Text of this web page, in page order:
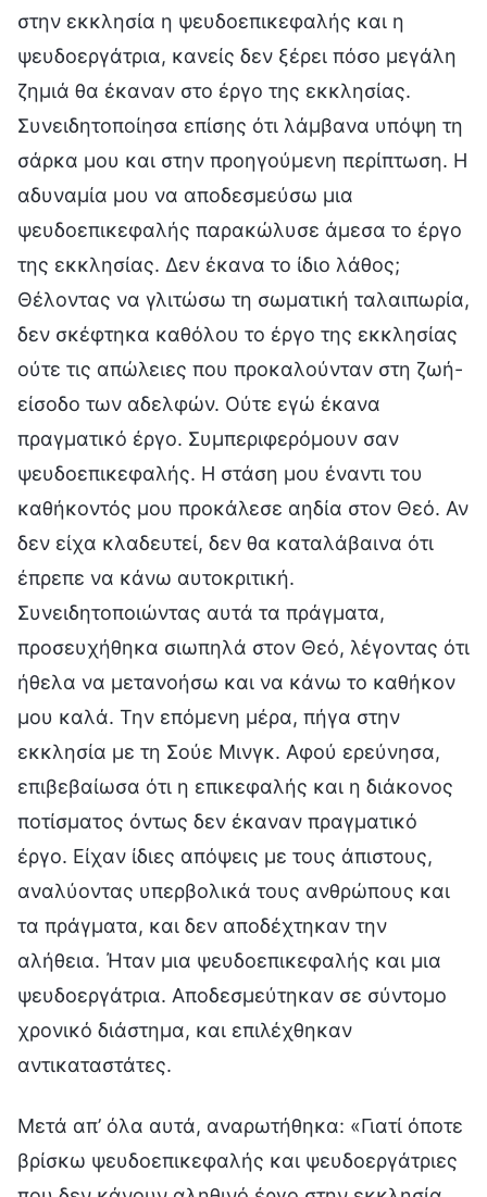
στην εκκλησία η ψευδοεπικεφαλής και η
ψευδοεργάτρια, κανείς δεν ξέρει πόσο μεγάλη
ζημιά θα έκαναν στο έργο της εκκλησίας.
Συνειδητοποίησα επίσης ότι λάμβανα υπόψη τη
σάρκα μου και στην προηγούμενη περίπτωση. Η
αδυναμία μου να αποδεσμεύσω μια
ψευδοεπικεφαλής παρακώλυσε άμεσα το έργο
της εκκλησίας. Δεν έκανα το ίδιο λάθος;
Θέλοντας να γλιτώσω τη σωματική ταλαιπωρία,
δεν σκέφτηκα καθόλου το έργο της εκκλησίας
ούτε τις απώλειες που προκαλούνταν στη ζωή-
είσοδο των αδελφών. Ούτε εγώ έκανα
πραγματικό έργο. Συμπεριφερόμουν σαν
ψευδοεπικεφαλής. Η στάση μου έναντι του
καθήκοντός μου προκάλεσε αηδία στον Θεό. Αν
δεν είχα κλαδευτεί, δεν θα καταλάβαινα ότι
έπρεπε να κάνω αυτοκριτική.
Συνειδητοποιώντας αυτά τα πράγματα,
προσευχήθηκα σιωπηλά στον Θεό, λέγοντας ότι
ήθελα να μετανοήσω και να κάνω το καθήκον
μου καλά. Την επόμενη μέρα, πήγα στην
εκκλησία με τη Σούε Μινγκ. Αφού ερεύνησα,
επιβεβαίωσα ότι η επικεφαλής και η διάκονος
ποτίσματος όντως δεν έκαναν πραγματικό
έργο. Είχαν ίδιες απόψεις με τους άπιστους,
αναλύοντας υπερβολικά τους ανθρώπους και
τα πράγματα, και δεν αποδέχτηκαν την
αλήθεια. Ήταν μια ψευδοεπικεφαλής και μια
ψευδοεργάτρια. Αποδεσμεύτηκαν σε σύντομο
χρονικό διάστημα, και επιλέχθηκαν
αντικαταστάτες.
Μετά απ’ όλα αυτά, αναρωτήθηκα: «Γιατί όποτε
βρίσκω ψευδοεπικεφαλής και ψευδοεργάτριες